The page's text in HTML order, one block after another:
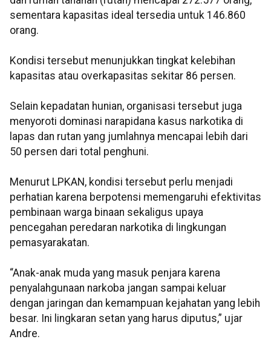
sementara kapasitas ideal tersedia untuk 146.860
orang.
Kondisi tersebut menunjukkan tingkat kelebihan
kapasitas atau overkapasitas sekitar 86 persen.
Selain kepadatan hunian, organisasi tersebut juga
menyoroti dominasi narapidana kasus narkotika di
lapas dan rutan yang jumlahnya mencapai lebih dari
50 persen dari total penghuni.
Menurut LPKAN, kondisi tersebut perlu menjadi
perhatian karena berpotensi memengaruhi efektivitas
pembinaan warga binaan sekaligus upaya
pencegahan peredaran narkotika di lingkungan
pemasyarakatan.
“Anak-anak muda yang masuk penjara karena
penyalahgunaan narkoba jangan sampai keluar
dengan jaringan dan kemampuan kejahatan yang lebih
besar. Ini lingkaran setan yang harus diputus,” ujar
Andre.